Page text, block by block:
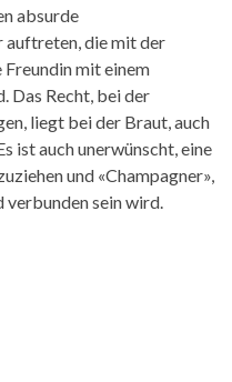
absurde
auftreten, die mit der
Freundin mit einem
Das Recht, bei der
liegt bei der Braut, auch
ist auch unerwünscht, eine
und «Champagner»,
sein wird.